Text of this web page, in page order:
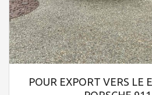
POUR EXPORT VERS LE